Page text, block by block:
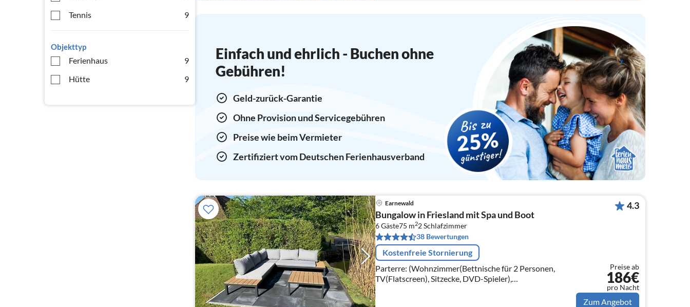
Tennis
9
Objekttyp
Ferienhaus
9
Hütte
9
Einfach und ehrlich - Buchen ohne
Gebühren!
Geld-zurück-Garantie
Ohne Provision und Servicegebühren
Preise wie beim Vermieter
Zertifiziert vom Deutschen Ferienhausverband
Earnewald
Bungalow in Friesland mit Spa und Boot
6 Gäste75 m22Schlafzimmer
38 Bewertungen
Kostenfreie Stornierung
Parterre: (Wohnzimmer(Bettnische für 2 Personen,
TV(Flatscreen), Sitzecke, DVD-Spieler),
Esszimmer(Esstisch)
4.3
Preise ab
186€
pro Nacht
Zum Angebot